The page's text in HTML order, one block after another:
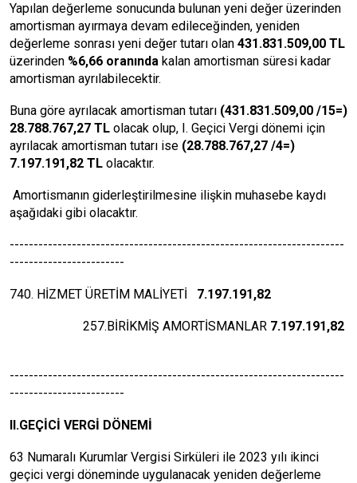
Yapılan değerleme sonucunda bulunan yeni değer üzerinden
amortisman ayırmaya devam edileceğinden, yeniden
değerleme sonrası yeni değer tutarı olan 431.831.509,00 TL
üzerinden %6,66 oranında kalan amortisman süresi kadar
amortisman ayrılabilecektir.
Buna göre ayrılacak amortisman tutarı (431.831.509,00 /15=)
28.788.767,27 TL olacak olup, I. Geçici Vergi dönemi için
ayrılacak amortisman tutarı ise (28.788.767,27 /4=)
7.197.191,82 TL olacaktır.
Amortismanın giderleştirilmesine ilişkin muhasebe kaydı
aşağıdaki gibi olacaktır.
----------------------------------------------------------------------
------------------------
740. HİZMET ÜRETİM MALİYETİ 7.197.191,82
257.BİRİKMİŞ AMORTİSMANLAR 7.197.191,82
----------------------------------------------------------------------
------------------------
II.GEÇİCİ VERGİ DÖNEMİ
63 Numaralı Kurumlar Vergisi Sirküleri ile 2023 yılı ikinci
geçici vergi döneminde uygulanacak yeniden değerleme